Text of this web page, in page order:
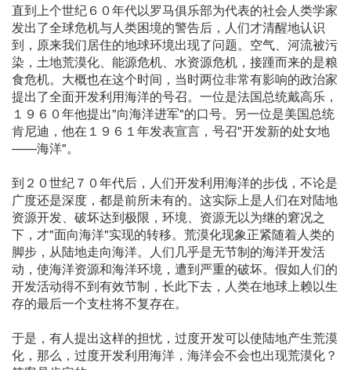
直到上个世纪６０年代以罗马俱乐部为代表的社会人类学家
发出了全球危机与人类困境的警告后，人们才清醒地认识
到，原来我们居住的地球环境出现了问题。空气、河流被污
染，土地荒漠化、能源危机、水资源危机，接踵而来的是粮
食危机。大概也在这个时间，当时两位非常有影响的政治家
提出了全面开发利用海洋的号召。一位是法国总统戴高乐，
１９６０年他提出"向海洋进军"的口号。另一位是美国总统
肯尼迪，他在１９６１年发表宣言，号召"开发新的处女地
——海洋"。
到２０世纪７０年代后，人们开发利用海洋的步伐，不论是
广度还是深度，都是前所未有的。这实际上是人们在对陆地
资源开发、破坏达到极限，环境、资源无以为继的窘况之
下，才"面向海洋"实现的转移。荒漠化现象正紧随着人类的
脚步，从陆地走向海洋。人们几乎是无节制的海洋开发活
动，使海洋资源和海洋环境，遭到严重的破坏。假如人们的
开发活动得不到有效节制，长此下去，人类在地球上赖以生
存的最后一个支柱将不复存在。
于是，有人提出这样的担忧，过度开发可以使陆地产生荒漠
化，那么，过度开发利用海洋，海洋会不会也出现荒漠化？